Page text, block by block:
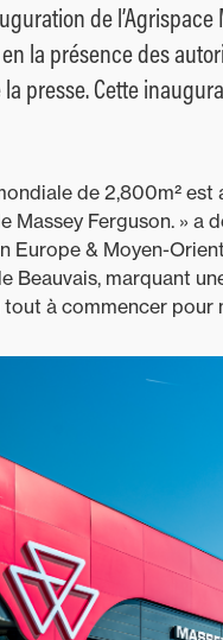
de
la présence des
presse. Cette
de 2,800m²
Massey Ferguson. » a
& Moyen-
Beauvais, marquant
à commencer pour